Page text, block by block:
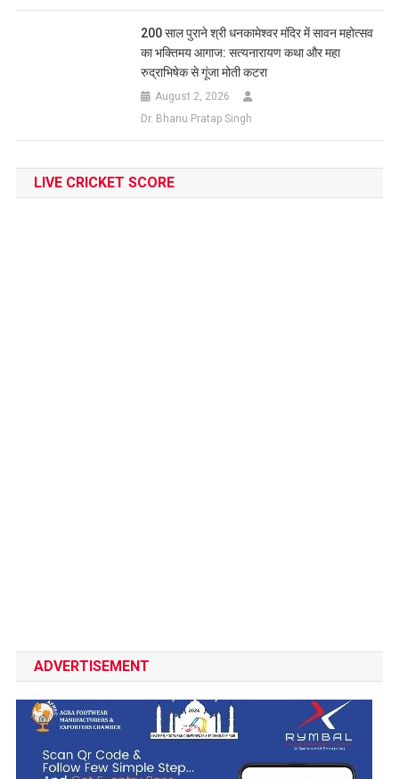
200 साल पुराने श्री धनकामेश्वर मंदिर में सावन महोत्सव
का भक्तिमय आगाज: सत्यनारायण कथा और महा
रुद्राभिषेक से गूंजा मोती कटरा
August 2, 2026
Dr. Bhanu Pratap Singh
LIVE CRICKET SCORE
ADVERTISEMENT